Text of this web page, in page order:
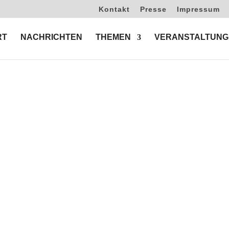
Kontakt Presse Impressum
NACHRICHTEN THEMEN